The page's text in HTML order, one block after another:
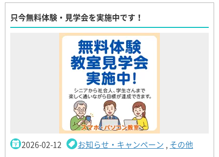
只今無料体験・見学会を実施中です！
2026-02-12 お知らせ・キャンペーン , その他